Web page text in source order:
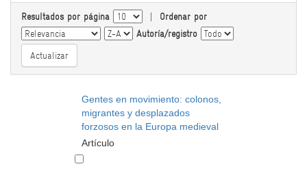
Resultados por página | Ordenar por
Autoría/registro
Gentes en movimiento: colonos,
migrantes y desplazados
forzosos en la Europa medieval
Artículo